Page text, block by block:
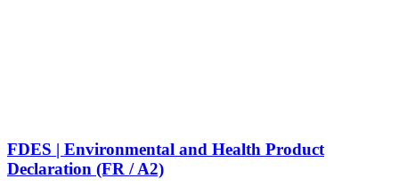
FDES | Environmental and Health Product
Declaration (FR / A2)